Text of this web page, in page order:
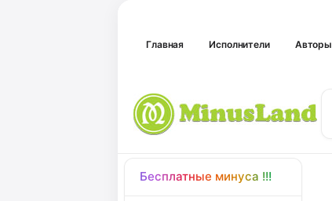
Главная Исполнители Авторы
Бесплатные минуса !!!